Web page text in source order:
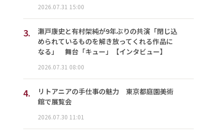
2026.07.31 15:00
3.
瀬戸康史と有村架純が9年ぶりの共演「閉じ込
められているものを解き放ってくれる作品に
なる」 舞台「キュー」【インタビュー】
2026.07.31 08:00
4.
リトアニアの手仕事の魅力 東京都庭園美術
館で展覧会
2026.07.30 11:01